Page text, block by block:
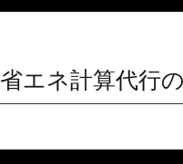
8
9
6
7
省エネ計算代行